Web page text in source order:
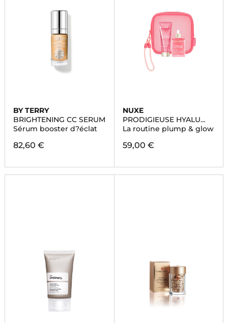
BY TERRY
BRIGHTENING CC SERUM
Sérum booster d?éclat
82,60 €
NUXE
PRODIGIEUSE HYALU
BOOST
La routine plump & glow
59,00 €